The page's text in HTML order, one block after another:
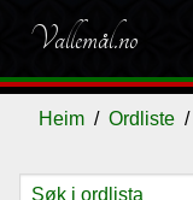
Vallemål.no
Heim Ordliste